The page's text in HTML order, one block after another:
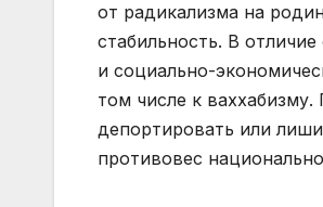
от радикализма на
стабильность. В
и социально-
том числе к
депортировать или
противовес